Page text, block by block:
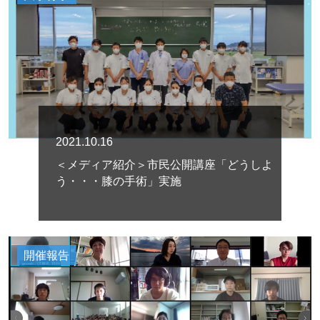
2021.10.16
＜メディア紹介＞市民公開講座「どうしよ
う・・・膝の手術」実施
開催報告